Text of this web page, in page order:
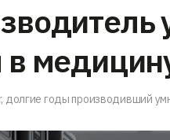
долгие годы производивший